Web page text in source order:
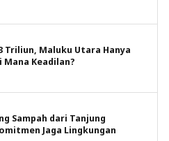
Triliun, Maluku Utara Hanya
Mana Keadilan?
Sampah dari Tanjung
Jaga Lingkungan